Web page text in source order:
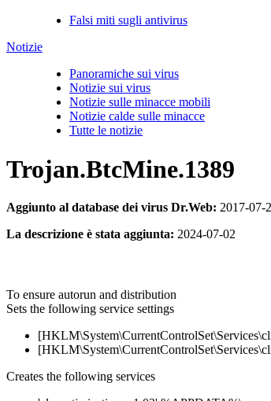
Falsi miti sugli antivirus
Notizie
Panoramiche sui virus
Notizie sui virus
Notizie sulle minacce mobili
Notizie calde sulle minacce
Tutte le notizie
Trojan.BtcMine.1389
Aggiunto al database dei virus Dr.Web: 2017-07-
La descrizione è stata aggiunta: 2024-07-02
To ensure autorun and distribution
Sets the following service settings
Creates the following services